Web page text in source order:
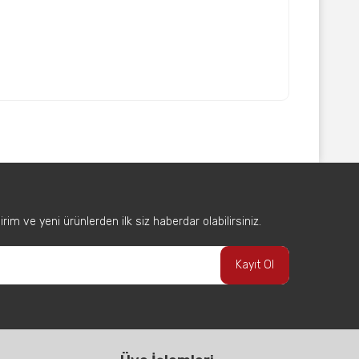
ve yeni ürünlerden ilk siz haberdar olabilirsiniz.
Kayıt Ol